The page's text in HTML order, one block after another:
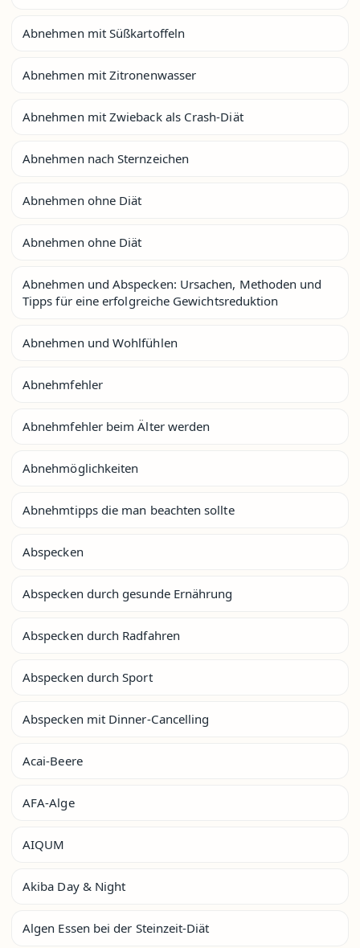
Abnehmen mit Süßkartoffeln
Abnehmen mit Zitronenwasser
Abnehmen mit Zwieback als Crash-Diät
Abnehmen nach Sternzeichen
Abnehmen ohne Diät
Abnehmen ohne Diät
Abnehmen und Abspecken: Ursachen, Methoden und
Tipps für eine erfolgreiche Gewichtsreduktion
Abnehmen und Wohlfühlen
Abnehmfehler
Abnehmfehler beim Älter werden
Abnehmöglichkeiten
Abnehmtipps die man beachten sollte
Abspecken
Abspecken durch gesunde Ernährung
Abspecken durch Radfahren
Abspecken durch Sport
Abspecken mit Dinner-Cancelling
Acai-Beere
AFA-Alge
AIQUM
Akiba Day & Night
Algen Essen bei der Steinzeit-Diät